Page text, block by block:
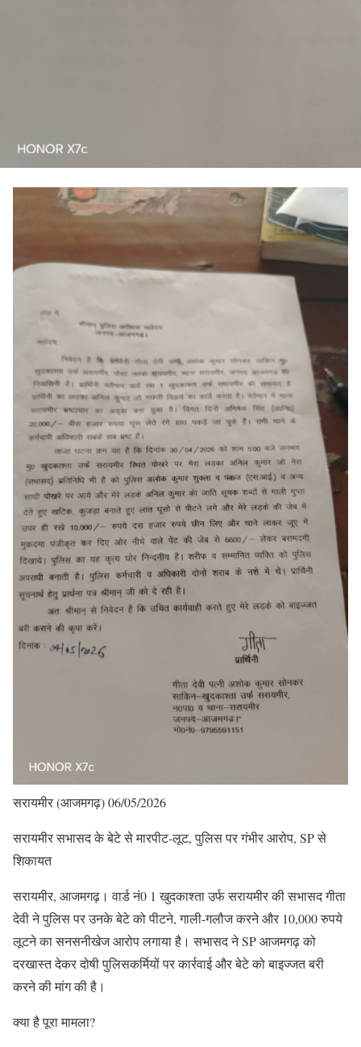
सरायमीर (आजमगढ़) 06/05/2026
सरायमीर सभासद के बेटे से मारपीट-लूट, पुलिस पर गंभीर आरोप, SP से
शिकायत
सरायमीर, आजमगढ़। वार्ड नं0 1 खुदकाश्ता उर्फ सरायमीर की सभासद गीता
देवी ने पुलिस पर उनके बेटे को पीटने, गाली-गलौज करने और 10,000 रुपये
लूटने का सनसनीखेज आरोप लगाया है। सभासद ने SP आजमगढ़ को
दरखास्त देकर दोषी पुलिसकर्मियों पर कार्रवाई और बेटे को बाइज्जत बरी
करने की मांग की है।
क्या है पूरा मामला?